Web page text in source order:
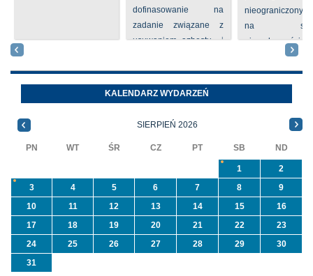
dofinasowanie na
zadanie związane z
usuwaniem azbestu i
azbest w ramach
programu
priorytetowego
nieograniczony
na
nieruchomości nr
Oleszycach
Orzeszkowej.
informacji ...
KALENDARZ WYDARZEŃ
SIERPIEŃ 2026
PN WT ŚR CZ PT SB ND
1
2
3
4 5 6 7 8
9
10
11 12 13 14 15
16
17
18 19 20 21 22
23
24
25 26 27 28 29
30
31